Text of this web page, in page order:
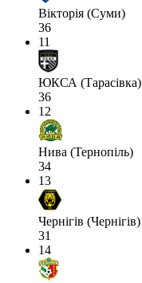
Вікторія (Суми)
36
11
ЮКСА (Тарасівка)
36
12
Нива (Тернопіль)
34
13
Чернігів (Чернігів)
31
14